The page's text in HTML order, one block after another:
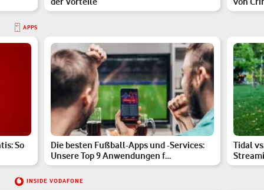
APPS
So
Die besten Fußball-Apps und -Services:
Unsere Top 9 Anwendungen f…
Tidal
INSIDE VODAFONE